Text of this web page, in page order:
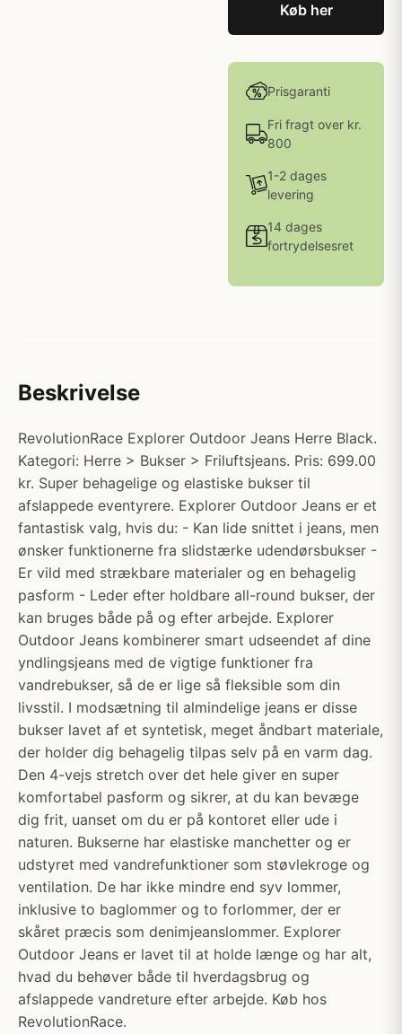
Køb her
Prisgaranti
Fri fragt over kr.
800
1-2 dages
levering
14 dages
fortrydelsesret
Beskrivelse
RevolutionRace Explorer Outdoor Jeans Herre Black.
Kategori: Herre > Bukser > Friluftsjeans. Pris: 699.00
kr. Super behagelige og elastiske bukser til
afslappede eventyrere. Explorer Outdoor Jeans er et
fantastisk valg, hvis du: - Kan lide snittet i jeans, men
ønsker funktionerne fra slidstærke udendørsbukser -
Er vild med strækbare materialer og en behagelig
pasform - Leder efter holdbare all-round bukser, der
kan bruges både på og efter arbejde. Explorer
Outdoor Jeans kombinerer smart udseendet af dine
yndlingsjeans med de vigtige funktioner fra
vandrebukser, så de er lige så fleksible som din
livsstil. I modsætning til almindelige jeans er disse
bukser lavet af et syntetisk, meget åndbart materiale,
der holder dig behagelig tilpas selv på en varm dag.
Den 4-vejs stretch over det hele giver en super
komfortabel pasform og sikrer, at du kan bevæge
dig frit, uanset om du er på kontoret eller ude i
naturen. Bukserne har elastiske manchetter og er
udstyret med vandrefunktioner som støvlekroge og
ventilation. De har ikke mindre end syv lommer,
inklusive to baglommer og to forlommer, der er
skåret præcis som denimjeanslommer. Explorer
Outdoor Jeans er lavet til at holde længe og har alt,
hvad du behøver både til hverdagsbrug og
afslappede vandreture efter arbejde. Køb hos
RevolutionRace.